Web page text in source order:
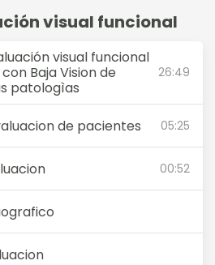
visual funcional
visual funcional
Baja Vision de
patologìas
26:49
de pacientes 05:25
00:52